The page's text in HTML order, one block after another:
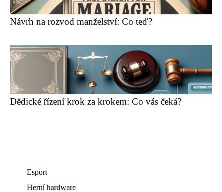
Návrh na rozvod manželství: Co teď?
Dědické řízení krok za krokem: Co vás čeká?
Esport
Herní hardware